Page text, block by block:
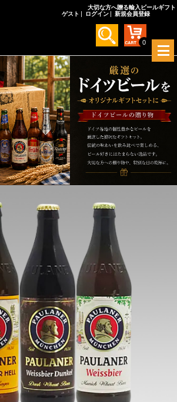
大切な方へ贈る輸入ビールギフト
ゲスト
ログイン 新規会員登録
0
メ
ニ
ー
く